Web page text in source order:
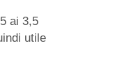
ai 3,5
utile